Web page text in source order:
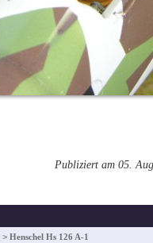
Publiziert am 05.
> Henschel Hs 126 A-1